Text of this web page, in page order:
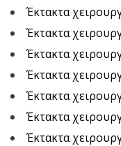
Έκτακτα
Έκτακτα
Έκτακτα
Έκτακτα
Έκτακτα
Έκτακτα
Έκτακτα